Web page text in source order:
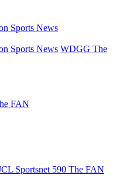
Sports News
Sports News WDGG The
FAN
Sportsnet 590 The FAN